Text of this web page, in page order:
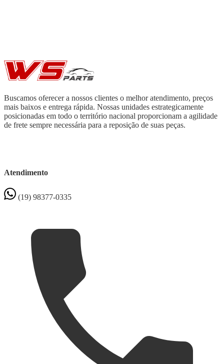
Buscamos oferecer a nossos clientes o melhor atendimento, preços
mais baixos e entrega rápida. Nossas unidades estrategicamente
posicionadas em todo o território nacional proporcionam a agilidade
de frete sempre necessária para a reposição de suas peças.
Atendimento
(19) 98377-0335